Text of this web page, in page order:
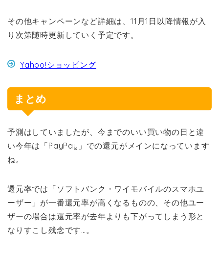
その他キャンペーンなど詳細は、11月1日以降情報が入
り次第随時更新していく予定です。
Yahoo!ショッピング
まとめ
予測はしていましたが、今までのいい買い物の日と違
い今年は「PayPay」での還元がメインになっています
ね。
還元率では「ソフトバンク・ワイモバイルのスマホユ
ーザー」が一番還元率が高くなるものの、その他ユー
ザーの場合は還元率が去年よりも下がってしまう形と
なりすこし残念です…。